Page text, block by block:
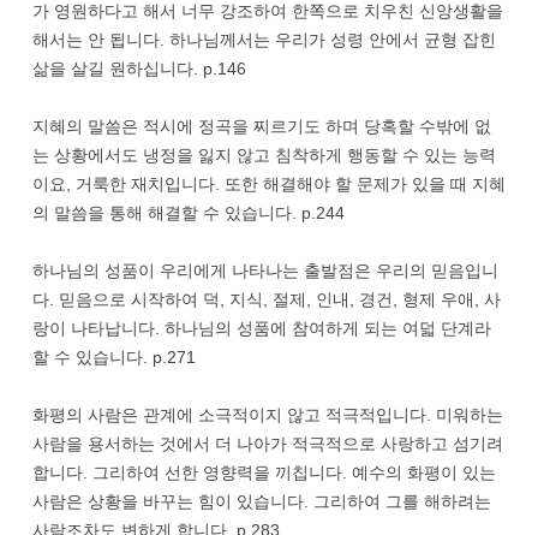
가 영원하다고 해서 너무 강조하여 한쪽으로 치우친 신앙생활을
해서는 안 됩니다. 하나님께서는 우리가 성령 안에서 균형 잡힌
삶을 살길 원하십니다. p.146
지혜의 말씀은 적시에 정곡을 찌르기도 하며 당혹할 수밖에 없
는 상황에서도 냉정을 잃지 않고 침착하게 행동할 수 있는 능력
이요, 거룩한 재치입니다. 또한 해결해야 할 문제가 있을 때 지혜
의 말씀을 통해 해결할 수 있습니다. p.244
하나님의 성품이 우리에게 나타나는 출발점은 우리의 믿음입니
다. 믿음으로 시작하여 덕, 지식, 절제, 인내, 경건, 형제 우애, 사
랑이 나타납니다. 하나님의 성품에 참여하게 되는 여덟 단계라
할 수 있습니다. p.271
화평의 사람은 관계에 소극적이지 않고 적극적입니다. 미워하는
사람을 용서하는 것에서 더 나아가 적극적으로 사랑하고 섬기려
합니다. 그리하여 선한 영향력을 끼칩니다. 예수의 화평이 있는
사람은 상황을 바꾸는 힘이 있습니다. 그리하여 그를 해하려는
사람조차도 변하게 합니다. p.283